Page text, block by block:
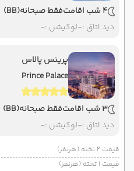
4 شب اقامت فقط صبحانه(BB)
دید اتاق :-لوکیشن :-
پرینس پالاس
Prince Palace
3 شب اقامت فقط صبحانه(BB)
دید اتاق :-لوکیشن :-
قیمت 2 تخته (هرنفر)
قیمت 1 تخته (هرنفر)